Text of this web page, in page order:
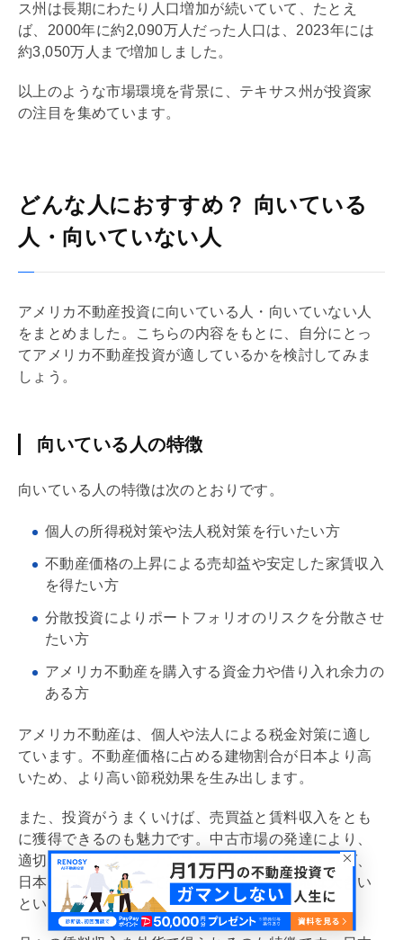
ス州は長期にわたり人口増加が続いていて、たとえ
ば、2000年に約2,090万⼈だった⼈⼝は、2023年には
約3,050万⼈まで増加しました。
以上のような市場環境を背景に、テキサス州が投資家
の注目を集めています。
どんな人におすすめ？ 向いている
人・向いていない人
アメリカ不動産投資に向いている人・向いていない人
をまとめました。こちらの内容をもとに、自分にとっ
てアメリカ不動産投資が適しているかを検討してみま
しょう。
向いている人の特徴
向いている人の特徴は次のとおりです。
個人の所得税対策や法人税対策を行いたい方
不動産価格の上昇による売却益や安定した家賃収入
を得たい方
分散投資によりポートフォリオのリスクを分散させ
たい方
アメリカ不動産を購入する資金力や借り入れ余力の
ある方
アメリカ不動産は、個人や法人による税金対策に適し
ています。不動産価格に占める建物割合が日本より高
いため、より高い節税効果を生み出します。
また、投資がうまくいけば、売買益と賃料収入をとも
に獲得できるのも魅力です。中古市場の発達により、
適切な修繕・メンテナンスで資産価値を維持すれば、
日本の不動産と比べて売買益を獲得する余地は大きい
といえるでしょう。